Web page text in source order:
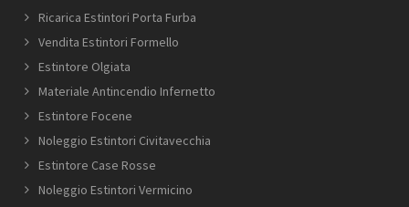
Ricarica Estintori Porta Furba
Vendita Estintori Formello
Estintore Olgiata
Materiale Antincendio Infernetto
Estintore Focene
Noleggio Estintori Civitavecchia
Estintore Case Rosse
Noleggio Estintori Vermicino